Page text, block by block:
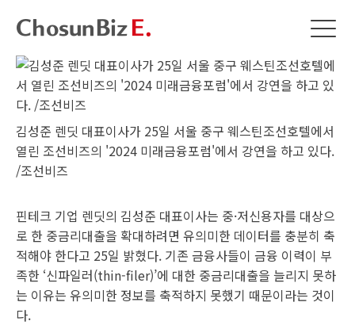
김성준 렌딧 대표이사가 25일 서울 중구 웨스틴조선호텔에서
열린 조선비즈의 '2024 미래금융포럼'에서 강연을 하고 있다.
/조선비즈
핀테크 기업 렌딧의 김성준 대표이사는 중·저신용자를 대상으
로 한 중금리대출을 확대하려면 유의미한 데이터를 충분히 축
적해야 한다고 25일 밝혔다. 기존 금융사들이 금융 이력이 부
족한 ‘신파일러(thin-filer)’에 대한 중금리대출을 늘리지 못하
는 이유는 유의미한 정보를 축적하지 못했기 때문이라는 것이
다.